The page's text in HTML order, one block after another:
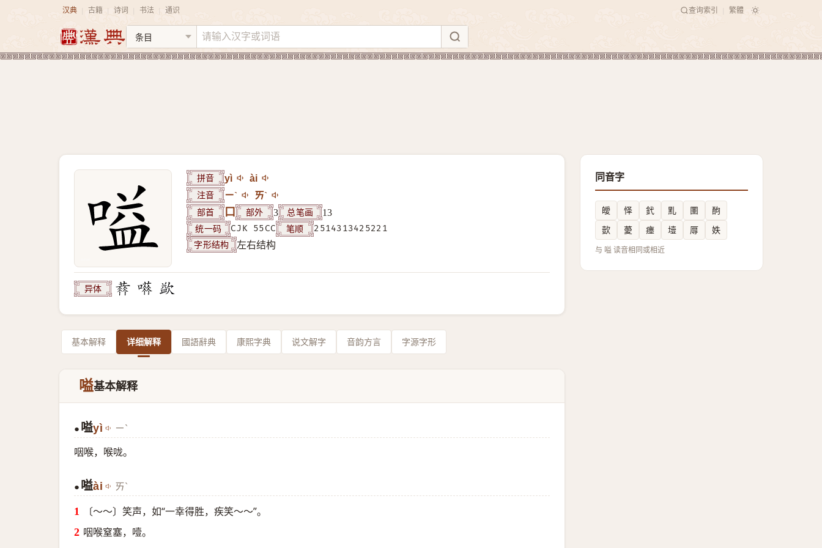
汉典 古籍 诗词 书法 通识 查询索引 繁體
拼音 yì ài
注音 ㄧˋ ㄞˋ
部首 口 部外 3 总笔画 13
统一码 CJK 55CC 笔顺 2514313425221
字形结构 左右结构
异体
基本解释 详细解释 國語辭典 康熙字典 说文解字 音韵方言 字源字形
嗌基本解释
● 嗌yì ㄧˋ
咽喉，喉咙。
● 嗌ài ㄞˋ
〔～～〕笑声，如“一幸得胜，疾笑～～”。
咽喉窒塞，噎。
同音字
皧 怿 釴 䵝 圛
䣱
㱅
薆 瘗 㙪 㕌 妷
与 嗌 读音相同或相近